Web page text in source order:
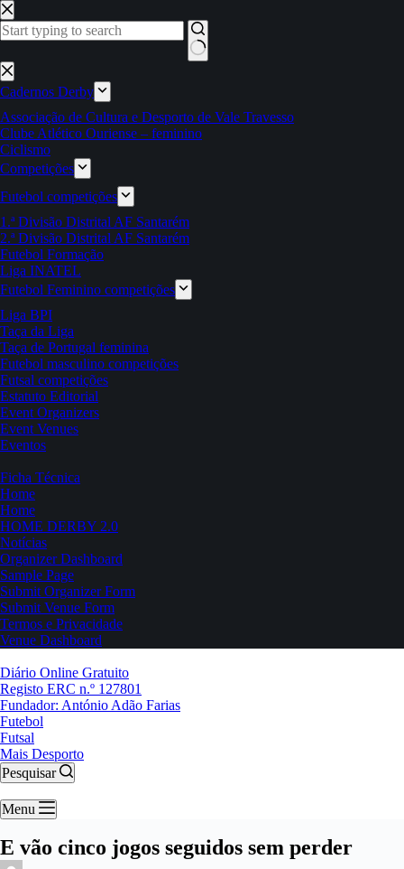
Pular
para
o
Sem
resultados
Cadernos Derby
Associação de Cultura e Desporto de Vale Travesso
Clube Atlético Ouriense – feminino
Ciclismo
Competições
Futebol competições
1.ª Divisão Distrital AF Santarém
2.ª Divisão Distrital AF Santarém
Futebol Formação
Liga INATEL
Futebol Feminino competições
Liga BPI
Taça da Liga
Taça de Portugal feminina
Futebol masculino competições
Futsal competições
Estatuto Editorial
Event Organizers
Event Venues
Eventos
Ficha Técnica
Home
Home
HOME DERBY 2.0
Notícias
Organizer Dashboard
Sample Page
Submit Organizer Form
Submit Venue Form
Termos e Privacidade
Venue Dashboard
Diário Online Gratuito
Registo ERC n.º 127801
Fundador: António Adão Farias
Futebol
Futsal
Mais Desporto
Pesquisar
Menu
E vão cinco jogos seguidos sem perder